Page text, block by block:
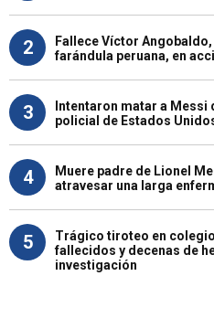
2
Fallece Víctor
farándula peruana, en
3
Intentaron matar a
policial de Estados
4
Muere padre de Lionel
atravesar una larga
5
Trágico tiroteo en
fallecidos y decenas de
investigación